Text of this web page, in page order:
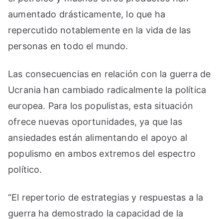
aumentado drásticamente, lo que ha
repercutido notablemente en la vida de las
personas en todo el mundo.
Las consecuencias en relación con la guerra de
Ucrania han cambiado radicalmente la política
europea. Para los populistas, esta situación
ofrece nuevas oportunidades, ya que las
ansiedades están alimentando el apoyo al
populismo en ambos extremos del espectro
político.
“El repertorio de estrategias y respuestas a la
guerra ha demostrado la capacidad de la